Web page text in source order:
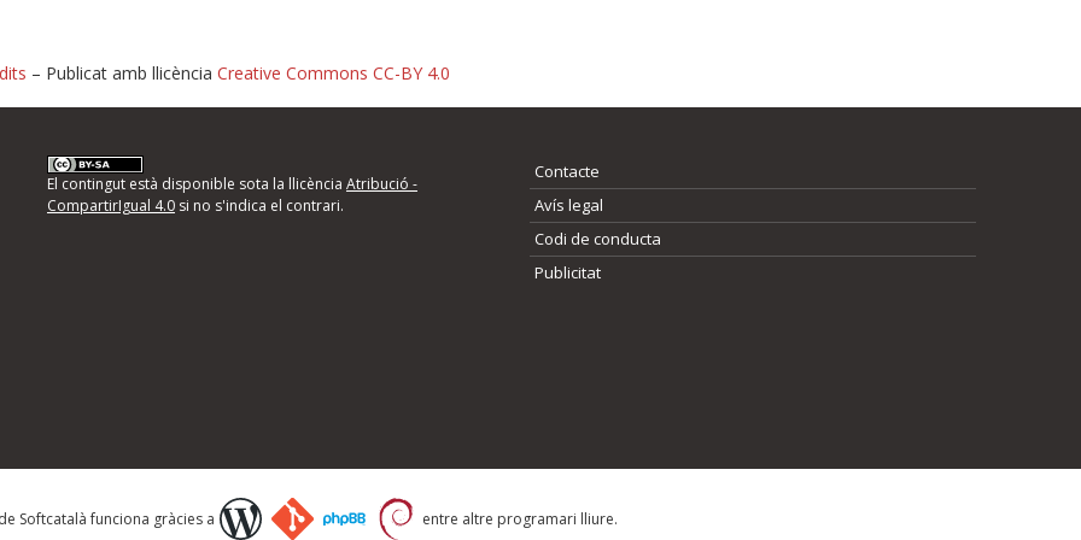
d'errors
següents i descriviu quina és la millora que
– Publicat amb llicència Creative Commons CC-BY 4.0
El contingut està disponible sota la llicència Atribució -
CompartirIgual 4.0si no s'indica el contrari.
Contacte
Avís legal
Codi de conducta
Publicitat
Softcatalà funciona gràcies a entre altre programari lliure.